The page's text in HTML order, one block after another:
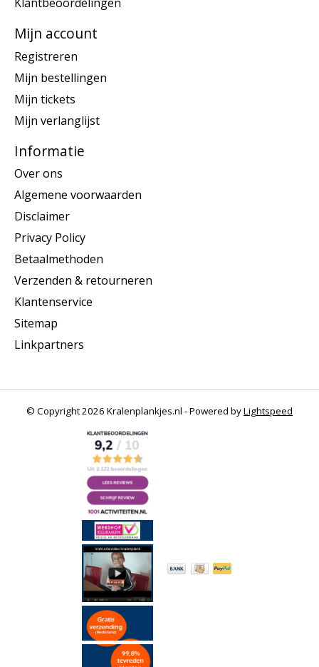
Mijn account
Registreren
Mijn bestellingen
Mijn tickets
Mijn verlanglijst
Informatie
Over ons
Algemene voorwaarden
Disclaimer
Privacy Policy
Betaalmethoden
Verzenden & retourneren
Klantenservice
Sitemap
Linkpartners
© Copyright 2026 Kralenplankjes.nl - Powered byLightspeed